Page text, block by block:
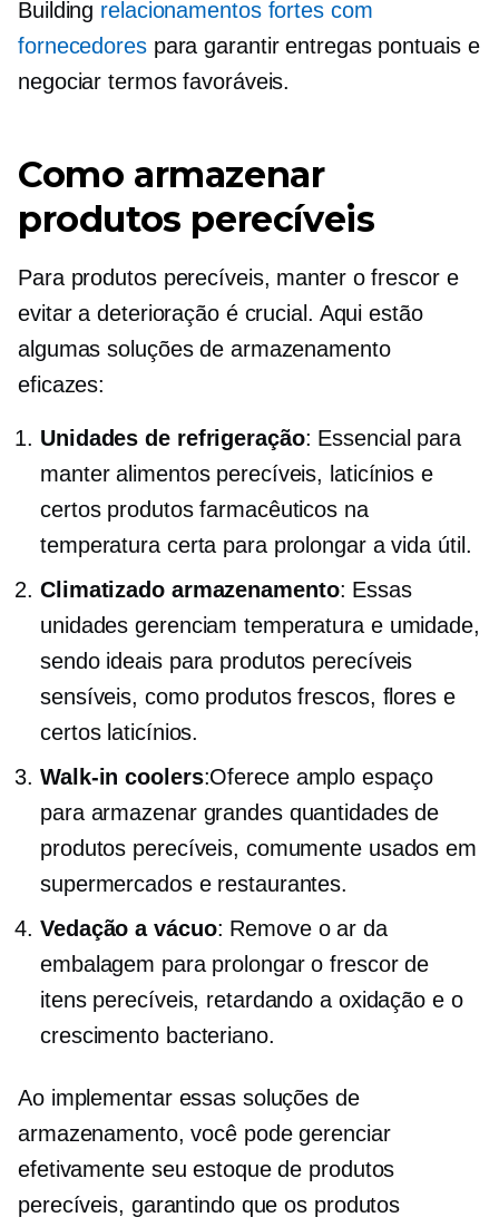
Building relacionamentos fortes com
fornecedorespara garantir entregas pontuais e
negociar termos favoráveis.
Como armazenar
produtos perecíveis
Para produtos perecíveis, manter o frescor e
evitar a deterioração é crucial. Aqui estão
algumas soluções de armazenamento
eficazes:
Unidades de refrigeração: Essencial para
manter alimentos perecíveis, laticínios e
certos produtos farmacêuticos na
temperatura certa para prolongar a vida útil.
Climatizadoarmazenamento: Essas
unidades gerenciam temperatura e umidade,
sendo ideais para produtos perecíveis
sensíveis, como produtos frescos, flores e
certos laticínios.
Walk-in coolers:Oferece amplo espaço
para armazenar grandes quantidades de
produtos perecíveis, comumente usados ​​em
supermercados e restaurantes.
Vedação a vácuo: Remove o ar da
embalagem para prolongar o frescor de
itens perecíveis, retardando a oxidação e o
crescimento bacteriano.
Ao implementar essas soluções de
armazenamento, você pode gerenciar
efetivamente seu estoque de produtos
perecíveis, garantindo que os produtos